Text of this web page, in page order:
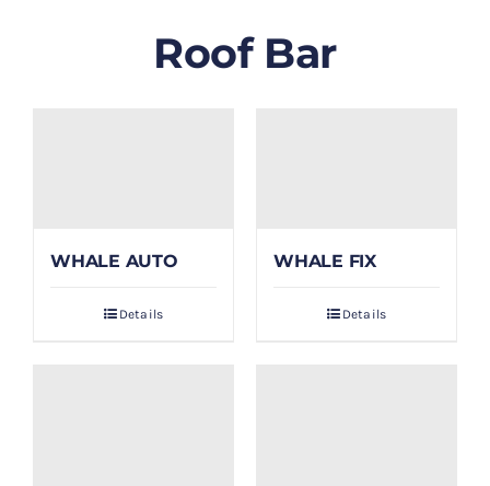
Roof Bar
WHALE AUTO
Details
WHALE FIX
Details